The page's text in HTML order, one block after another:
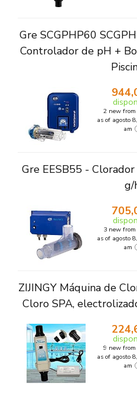
Gre SCGPHP60
Controlador de pH +
2 new
as of agosto
am
Gre EESB55 -
g/
3 new
as of agosto
am
ZIJINGY Máquina de
Cloro SPA,
9 new
as of agosto
am